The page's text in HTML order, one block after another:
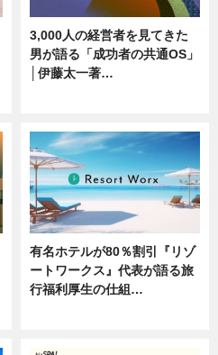
3,000人の経営者を見てきた
男が語る「成功者の共通OS」
│伊藤太一著…
有名ホテルが80％割引『リゾ
ートワークス』代表が語る旅
行福利厚生の仕組…